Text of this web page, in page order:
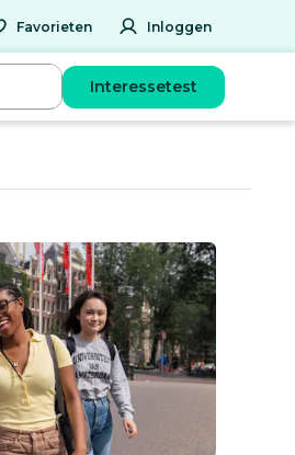
Favorieten Inloggen
Interessetest